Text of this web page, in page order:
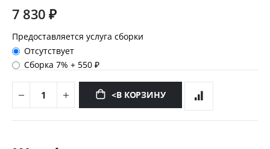
7 830 ₽
Предоставляется услуга сборки
Отсутствует
Сборка 7%+ 550 ₽
<В КОРЗИНУ
к